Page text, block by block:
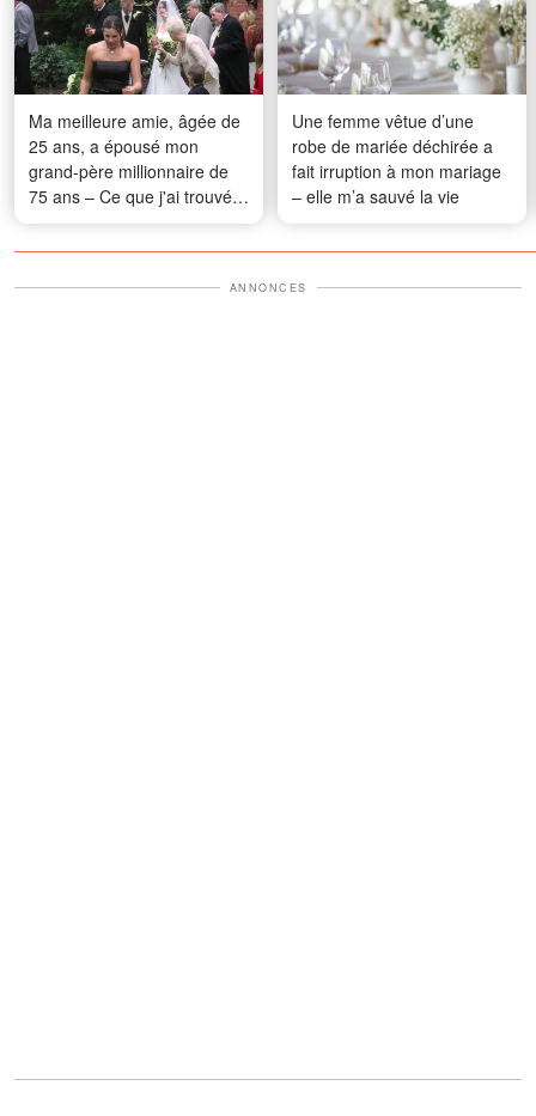
Ma meilleure amie, âgée de
25 ans, a épousé mon
grand-père millionnaire de
75 ans – Ce que j'ai trouvé
dans sa voiture cette nuit-là
m'a laissée pétrifiée
Une femme vêtue d’une
robe de mariée déchirée a
fait irruption à mon mariage
– elle m’a sauvé la vie
ANNONCES